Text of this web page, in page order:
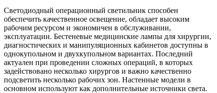
Светодиодный операционный светильник способен
обеспечить качественное освещение, обладает высоким
рабочим ресурсом и экономичен в обслуживании,
эксплуатации. Бестеневые медицинские лампы для хирургии,
диагностических и манипуляционных кабинетов доступны в
однокупольном и двухкупольном вариантах. Последний
актуален при проведении сложных операций, в которых
задействовано несколько хирургов и важно качественно
подсветить несколько рабочих зон. Настенные модели в
основном используют как дополнительные источники света.